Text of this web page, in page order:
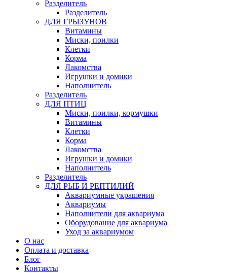
Pазделитель
Разделитель
ДЛЯ ГРЫЗУНОВ
Витамины
Миски, поилки
Клетки
Корма
Лакомства
Игрушки и домики
Наполнитель
Разделитель
ДЛЯ ПТИЦ
Миски, поилки, кормушки
Витамины
Клетки
Корма
Лакомства
Игрушки и домики
Наполнитель
Разделитель
ДЛЯ РЫБ И РЕПТИЛИЙ
Аквариумные украшения
Аквариумы
Наполнители для аквариума
Оборудование для аквариума
Уход за аквариумом
О нас
Оплата и доставка
Блог
Контакты